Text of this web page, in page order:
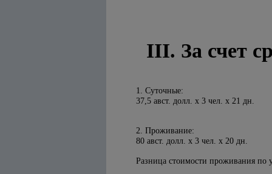
III. За счет
1. Суточные:
37,5 авст. долл. х 3 чел. х 21 дн.
2. Проживание:
80 авст. долл. х 3 чел. х 20 дн.
Разница стоимости проживания по